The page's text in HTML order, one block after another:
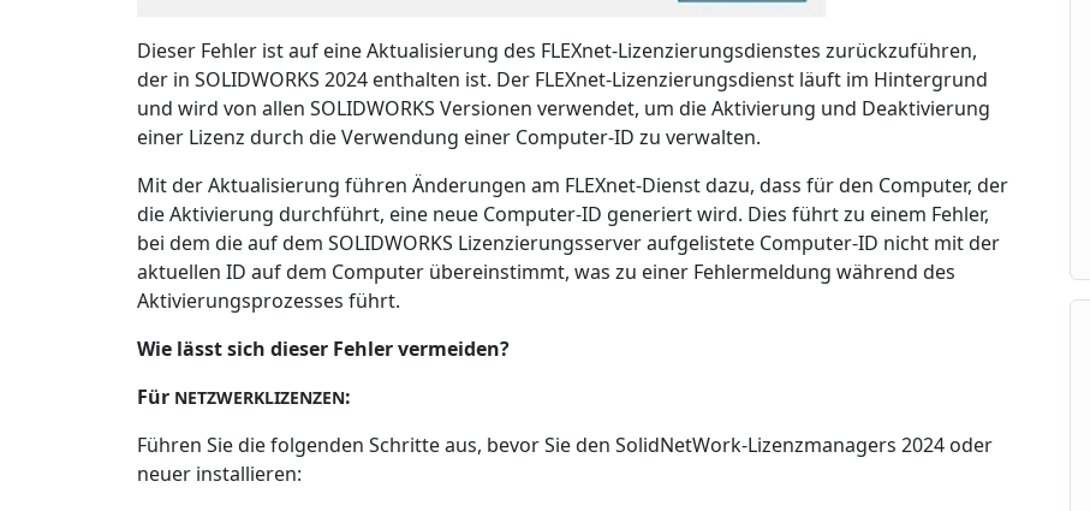
Dieser Fehler ist auf eine Aktualisierung des FLEXnet-Lizenzierungsdienstes zurückzuführen,
der in SOLIDWORKS 2024 enthalten ist. Der FLEXnet-Lizenzierungsdienst läuft im Hintergrund
und wird von allen SOLIDWORKS Versionen verwendet, um die Aktivierung und Deaktivierung
einer Lizenz durch die Verwendung einer Computer-ID zu verwalten.
Mit der Aktualisierung führen Änderungen am FLEXnet-Dienst dazu, dass für den Computer, der
die Aktivierung durchführt, eine neue Computer-ID generiert wird. Dies führt zu einem Fehler,
bei dem die auf dem SOLIDWORKS Lizenzierungsserver aufgelistete Computer-ID nicht mit der
aktuellen ID auf dem Computer übereinstimmt, was zu einer Fehlermeldung während des
Aktivierungsprozesses führt.
Wie lässt sich dieser Fehler vermeiden?
Für NETZWERKLIZENZEN:
Führen Sie die folgenden Schritte aus, bevor Sie den SolidNetWork-Lizenzmanagers 2024 oder
neuer installieren: